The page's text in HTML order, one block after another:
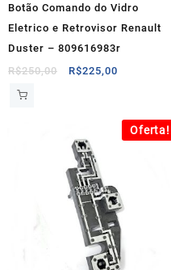
Botão Comando do Vidro
Eletrico e Retrovisor Renault
Duster – 809616983r
R$250,00
O
R$250,00.
R$225,00
é:
R$225,00.
Oferta!